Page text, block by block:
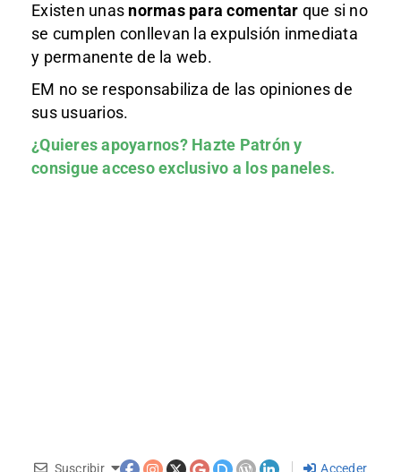
Existen unas normas para comentar que si no
se cumplen conllevan la expulsión inmediata
y permanente de la web.
EM no se responsabiliza de las opiniones de
sus usuarios.
¿Quieres apoyarnos? Hazte Patróny
consigue acceso exclusivo a los paneles.
Suscribir Acceder